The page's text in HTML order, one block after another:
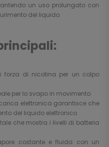
un uso prolungato con
del liquido.
forza di nicotina per un colpo
per lo svapo in movimento
elettronica garantisce che
del liquido elettronico
che mostra i livelli di batteria
costante e fluida con un